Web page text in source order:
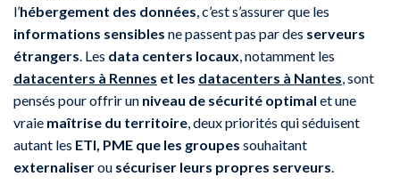
l’hébergement des données , c’est s’assurer que les
informations sensibles ne passent pas par des serveurs
étrangers . Les data centers locaux , notamment les
datacenters à Rennes et les datacenters à Nantes , sont
pensés pour offrir un niveau de sécurité optimal et une
vraie maîtrise du territoire , deux priorités qui séduisent
autant les ETI, PME que les groupes souhaitant
externaliserou sécuriser leurs propres serveurs